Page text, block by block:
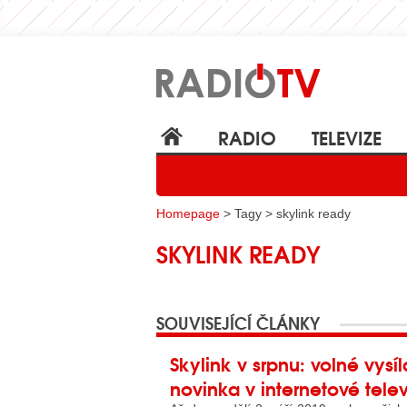
RADIO TELEVIZE
Homepage > Tagy > skylink ready
SKYLINK READY
SOUVISEJÍCÍ ČLÁNKY
Skylink v srpnu: volné
novinka v internetové